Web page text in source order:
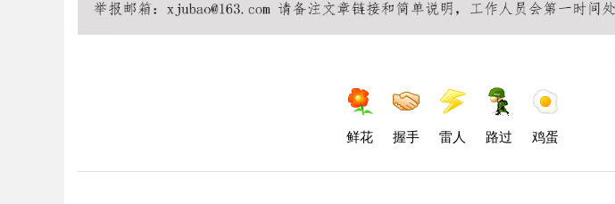
鲜花 握手 雷人 路过 鸡蛋